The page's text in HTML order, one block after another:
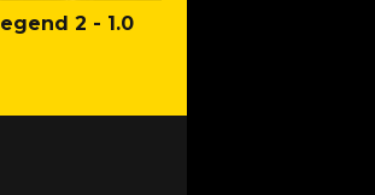
2 - 1.0